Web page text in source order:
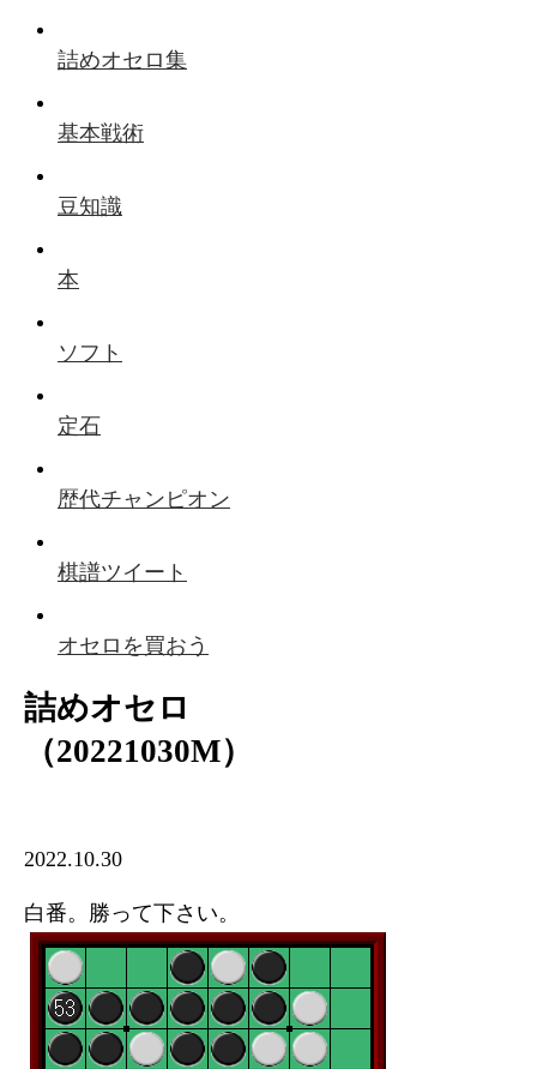
詰めオセロ集
基本戦術
豆知識
本
ソフト
定石
歴代チャンピオン
棋譜ツイート
オセロを買おう
詰めオセロ
（20221030M）
2022.10.30
白番。勝って下さい。